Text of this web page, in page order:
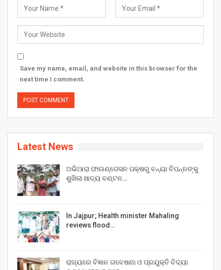
Save my name, email, and website in this browser for the
next time I comment.
Latest News
ଅଭିଆରା ଫାଉଣ୍ଡେସନ ପକ୍ଷରୁ ବନ୍ୟା ବିପନ୍ନଙ୍କୁ
ଶୁଖିଲା ଖାଦ୍ୟ ବଣ୍ଟନ…
In Jajpur; Health minister Mahaling
reviews flood…
ରାଜ୍ୟରେ ବିଜ୍ଞାନ ଗବେଷଣା ଓ ପ୍ରଯୁକ୍ତି ବିଦ୍ୟା